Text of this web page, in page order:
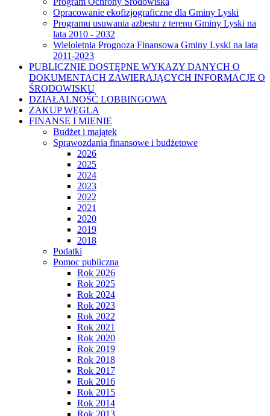
Opracowanie ekofizjograficzne dla Gminy Lyski
Programu usuwania azbestu z terenu Gminy Lyski na
lata 2010 - 2032
Wieloletnia Prognoza Finansowa Gminy Lyski na lata
2011-2023
PUBLICZNIE DOSTĘPNE WYKAZY DANYCH O
DOKUMENTACH ZAWIERAJĄCYCH INFORMACJE O
ŚRODOWISKU
DZIAŁALNOŚĆ LOBBINGOWA
ZAKUP WĘGLA
FINANSE I MIENIE
Budżet i majątek
Sprawozdania finansowe i budżetowe
2026
2025
2024
2023
2022
2021
2020
2019
2018
Podatki
Pomoc publiczna
Rok 2026
Rok 2025
Rok 2024
Rok 2023
Rok 2022
Rok 2021
Rok 2020
Rok 2019
Rok 2018
Rok 2017
Rok 2016
Rok 2015
Rok 2014